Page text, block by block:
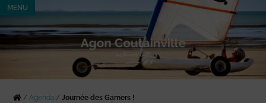
MENU
/Agenda /Journée des Gamers !